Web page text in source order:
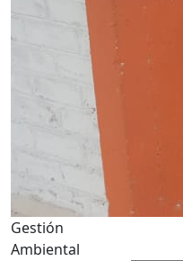
Gestión
Ambiental